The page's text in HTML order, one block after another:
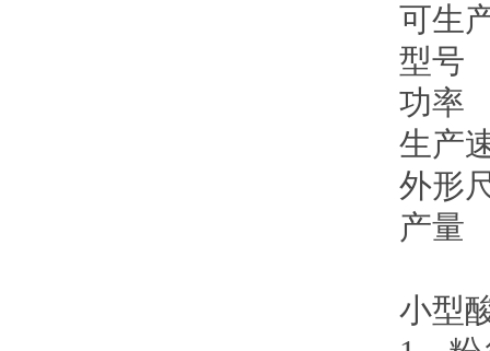
可生产
型
功
生产
外形
产
小型酸